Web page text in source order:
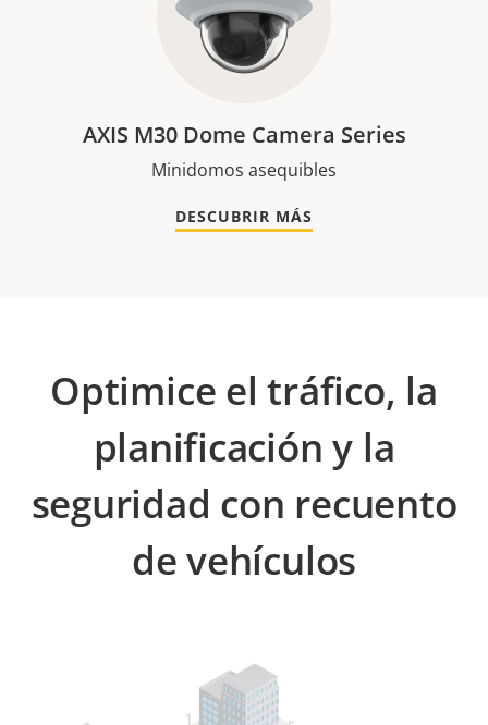
AXIS M30 Dome Camera Series
Minidomos asequibles
DESCUBRIR MÁS
Optimice el tráfico, la
planificación y la
seguridad con recuento
de vehículos